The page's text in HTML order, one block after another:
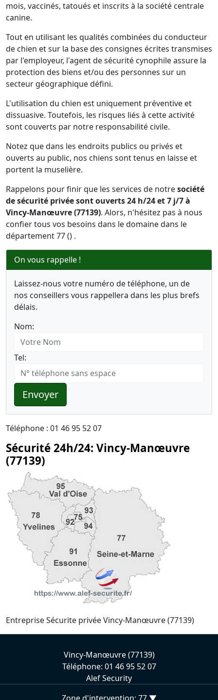
mois, vaccinés, tatoués et inscrits à la société centrale
canine.
Tout en utilisant les qualités combinées du conducteur
de chien et sur la base des consignes écrites transmises
par l'employeur, l'agent de sécurité cynophile assure la
protection des biens et/ou des personnes sur un
secteur géographique défini.
L'utilisation du chien est uniquement préventive et
dissuasive. Toutefois, les risques liés à cette activité
sont couverts par notre responsabilité civile.
Notez que dans les endroits publics ou privés et
ouverts au public, nos chiens sont tenus en laisse et
portent la muselière.
Rappelons pour finir que les services de notresociété
de sécurité privée sont ouverts 24 h/24 et 7 j/7 à
Vincy-Manœuvre (77139). Alors, n'hésitez pas à nous
confier tous vos besoins dans le domaine dans le
département 77 () .
On vous rappelle !
Laissez-nous votre numéro de téléphone, un de
nos conseillers vous rappellera dans les plus brefs
délais.
Nom:
Tel:
Envoyer
Téléphone : 01 46 95 52 07
Sécurité 24h/24: Vincy-Manœuvre
(77139)
Entreprise Sécurite privée Vincy-Manœuvre (77139)
Vincy-Manœuvre (77139)
Téléphone: 01 46 95 52 07
Alef Security